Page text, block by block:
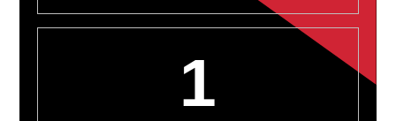
1